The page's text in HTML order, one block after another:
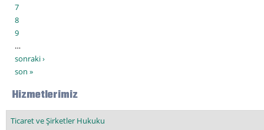
7
8
9
…
sonraki ›
son »
Hizmetlerimiz
Ticaret ve Şirketler Hukuku